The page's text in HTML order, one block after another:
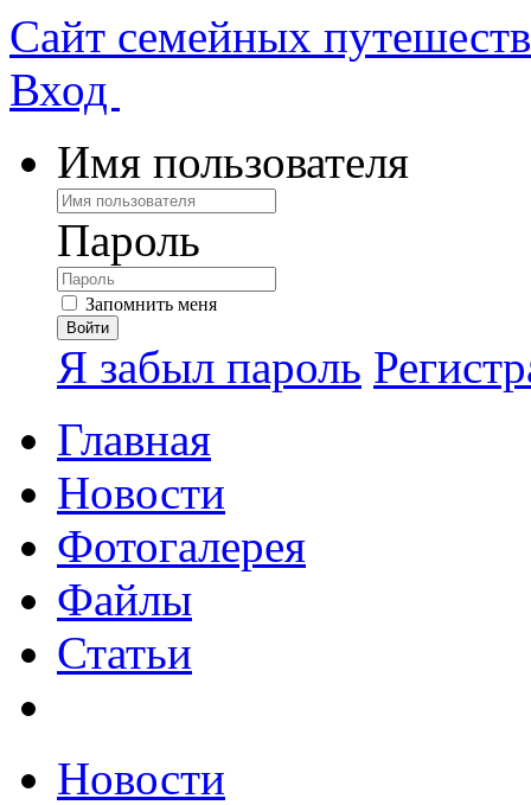
Сайт семейных
Вход
Имя пользователя
Пароль
Запомнить меня
Я забыл пароль
Главная
Новости
Фотогалерея
Файлы
Статьи
Новости